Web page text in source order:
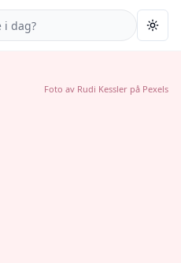
Foto av Rudi Kessler på Pexels